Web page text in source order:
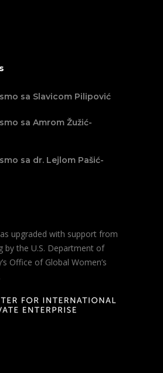
sa Slavicom Pilipović
sa Amrom Žužić-
sa dr. Lejlom Pašić-
upgraded with support from
by the U.S. Department of
Office of Global Women’s